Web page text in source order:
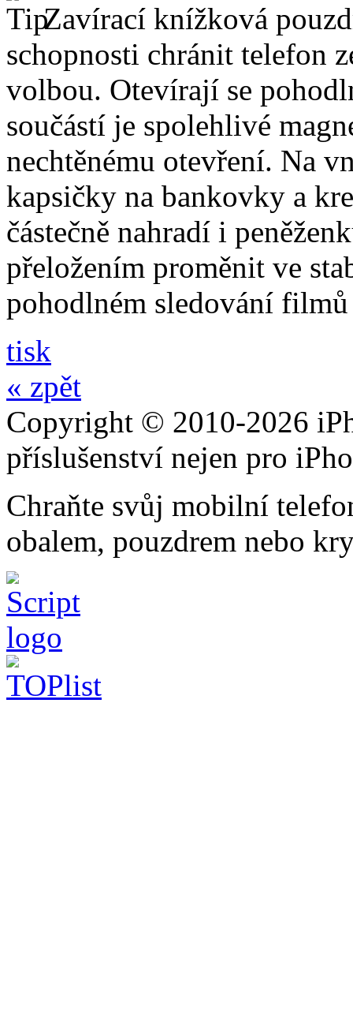
Zavírací knížková
schopnosti chránit telefon
volbou. Otevírají se
součástí je spolehlivé
nechtěnému otevření. Na
kapsičky na bankovky a
částečně nahradí i
přeložením proměnit ve
pohodlném sledování
tisk
« zpět
Copyright © 2010-2026
příslušenství nejen pro
Chraňte svůj mobilní
obalem, pouzdrem nebo